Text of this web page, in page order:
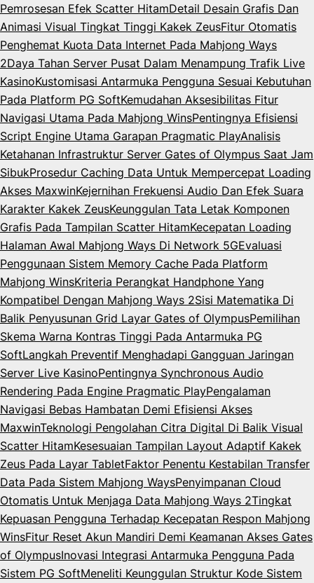
Pemrosesan Efek Scatter HitamDetail Desain Grafis Dan
Animasi Visual Tingkat Tinggi Kakek ZeusFitur Otomatis
Penghemat Kuota Data Internet Pada Mahjong Ways
2Daya Tahan Server Pusat Dalam Menampung Trafik Live
KasinoKustomisasi Antarmuka Pengguna Sesuai Kebutuhan
Pada Platform PG SoftKemudahan Aksesibilitas Fitur
Navigasi Utama Pada Mahjong WinsPentingnya Efisiensi
Script Engine Utama Garapan Pragmatic PlayAnalisis
Ketahanan Infrastruktur Server Gates of Olympus Saat Jam
SibukProsedur Caching Data Untuk Mempercepat Loading
Akses MaxwinKejernihan Frekuensi Audio Dan Efek Suara
Karakter Kakek ZeusKeunggulan Tata Letak Komponen
Grafis Pada Tampilan Scatter HitamKecepatan Loading
Halaman Awal Mahjong Ways Di Network 5GEvaluasi
Penggunaan Sistem Memory Cache Pada Platform
Mahjong WinsKriteria Perangkat Handphone Yang
Kompatibel Dengan Mahjong Ways 2Sisi Matematika Di
Balik Penyusunan Grid Layar Gates of OlympusPemilihan
Skema Warna Kontras Tinggi Pada Antarmuka PG
SoftLangkah Preventif Menghadapi Gangguan Jaringan
Server Live KasinoPentingnya Synchronous Audio
Rendering Pada Engine Pragmatic PlayPengalaman
Navigasi Bebas Hambatan Demi Efisiensi Akses
MaxwinTeknologi Pengolahan Citra Digital Di Balik Visual
Scatter HitamKesesuaian Tampilan Layout Adaptif Kakek
Zeus Pada Layar TabletFaktor Penentu Kestabilan Transfer
Data Pada Sistem Mahjong WaysPenyimpanan Cloud
Otomatis Untuk Menjaga Data Mahjong Ways 2Tingkat
Kepuasan Pengguna Terhadap Kecepatan Respon Mahjong
WinsFitur Reset Akun Mandiri Demi Keamanan Akses Gates
of OlympusInovasi Integrasi Antarmuka Pengguna Pada
Sistem PG SoftMeneliti Keunggulan Struktur Kode Sistem